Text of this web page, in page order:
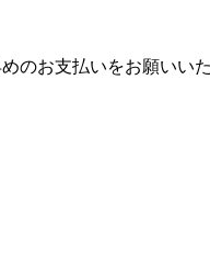
のお支払いをお願いいた